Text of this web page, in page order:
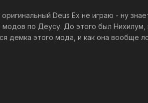
Deus Ex не играю - ну
модов по Деусу. До этого был
демка этого мода, и как она